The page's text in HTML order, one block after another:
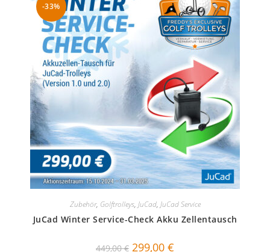
-33%
Zubehör, Golftrolleys, JuCad, JuCad Service
JuCad Winter Service-Check Akku Zellentausch
449,00€ Ursprünglicher
299,00 €